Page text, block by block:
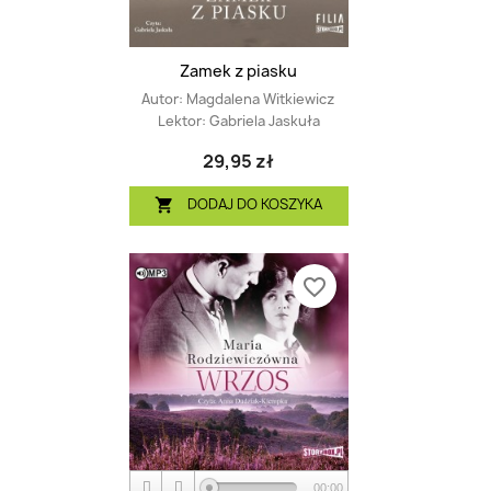
Zamek z piasku
Autor: Magdalena Witkiewicz
Lektor: Gabriela Jaskuła
29,95 zł
 DODAJ DO KOSZYKA
00:00
favorite_border